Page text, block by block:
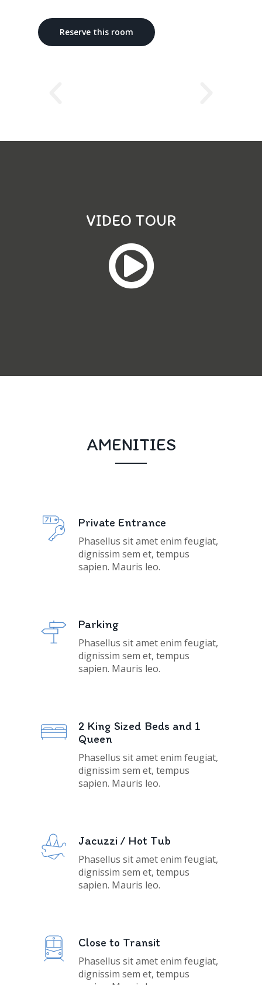
Reserve this room
VIDEO TOUR
AMENITIES
Private Entrance
Phasellus sit amet enim feugiat,
dignissim sem et, tempus
sapien. Mauris leo.
Parking
Phasellus sit amet enim feugiat,
dignissim sem et, tempus
sapien. Mauris leo.
2 King Sized Beds and 1
Queen
Phasellus sit amet enim feugiat,
dignissim sem et, tempus
sapien. Mauris leo.
Jacuzzi / Hot Tub
Phasellus sit amet enim feugiat,
dignissim sem et, tempus
sapien. Mauris leo.
Close to Transit
Phasellus sit amet enim feugiat,
dignissim sem et, tempus